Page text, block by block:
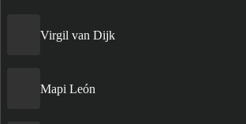
Virgil van Dijk
Mapi León